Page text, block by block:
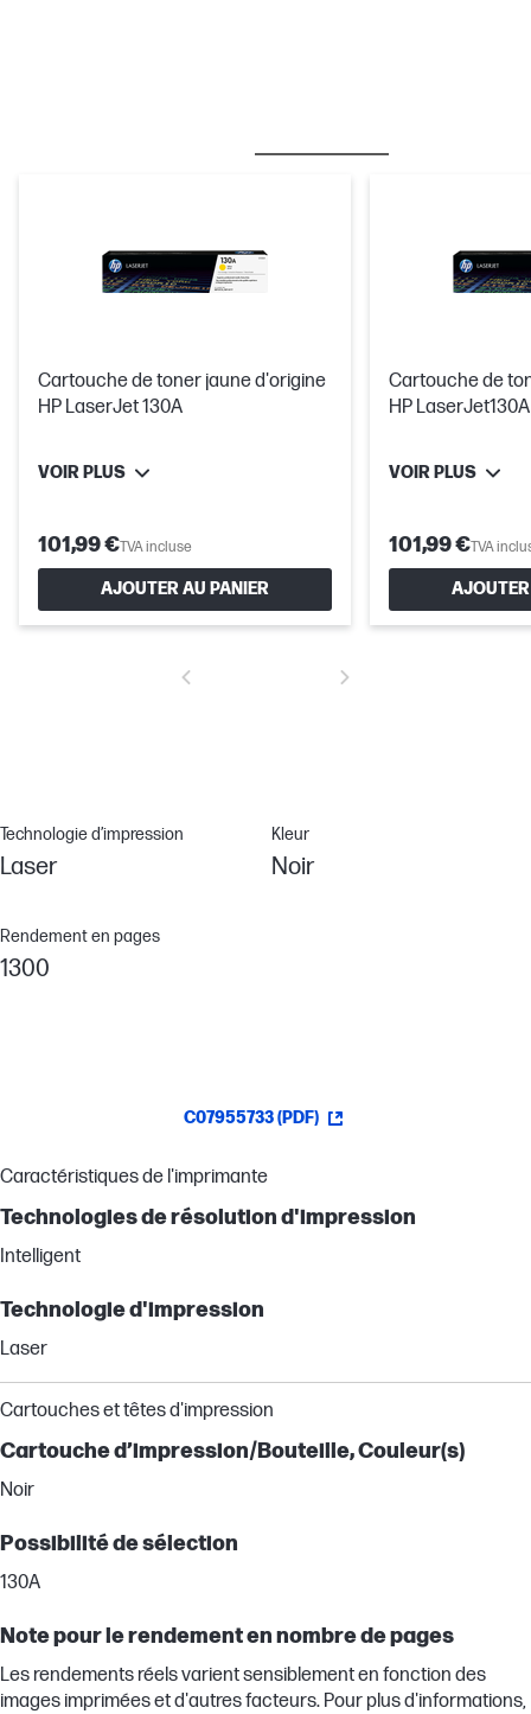
Cartouche de toner jaune d'origine
HP LaserJet 130A
VOIR PLUS
101,99 €TVA incluse
AJOUTER AU PANIER
Cartouche de
HP LaserJet130A
VOIR PLUS
101,99 €TVA
Technologie d’impression
Laser
Kleur
Noir
Rendement en pages
1300
C07955733 (PDF)
Caractéristiques de l'imprimante
Technologies de résolution d'impression
Intelligent
Technologie d'impression
Laser
Cartouches et têtes d'impression
Cartouche d’impression/Bouteille, Couleur(s)
Noir
Possibilité de sélection
130A
Note pour le rendement en nombre de pages
Les rendements réels varient sensiblement en fonction des
images imprimées et d'autres facteurs. Pour plus d'informations,